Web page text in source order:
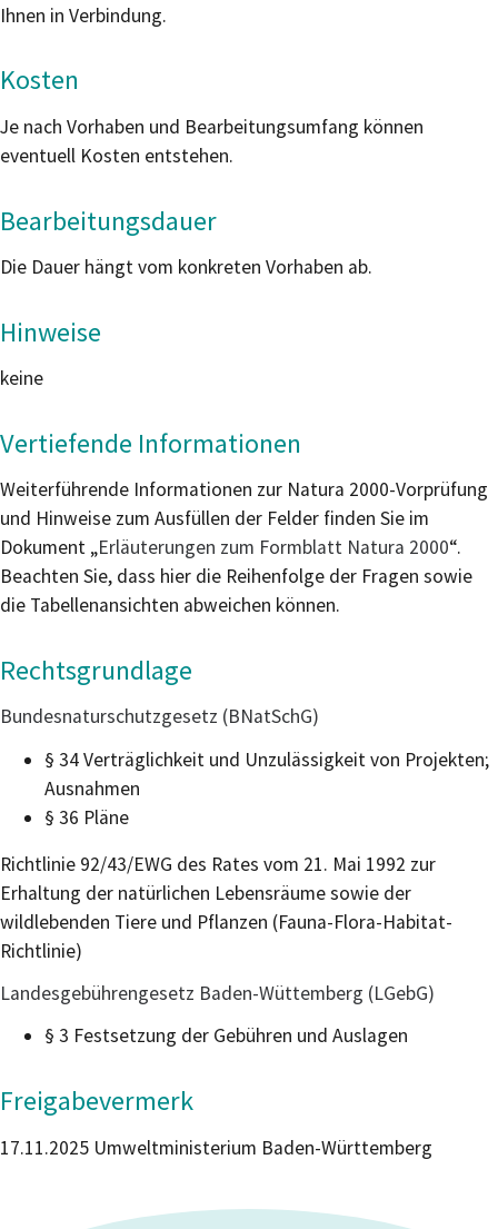
Ihnen in Verbindung.
Kosten
Je nach Vorhaben und Bearbeitungsumfang können
eventuell Kosten entstehen.
Bearbeitungsdauer
Die Dauer hängt vom konkreten Vorhaben ab.
Hinweise
keine
Vertiefende Informationen
Weiterführende Informationen zur Natura 2000-Vorprüfung
und Hinweise zum Ausfüllen der Felder finden Sie im
Dokument „Erläuterungen zum Formblatt Natura 2000“.
Beachten Sie, dass hier die Reihenfolge der Fragen sowie
die Tabellenansichten abweichen können.
Rechtsgrundlage
Bundesnaturschutzgesetz (BNatSchG)
§ 34 Verträglichkeit und Unzulässigkeit von Projekten;
Ausnahmen
§ 36 Pläne
Richtlinie 92/43/EWG des Rates vom 21. Mai 1992 zur
Erhaltung der natürlichen Lebensräume sowie der
wildlebenden Tiere und Pflanzen (Fauna-Flora-Habitat-
Richtlinie)
Landesgebührengesetz Baden-Wüttemberg (LGebG)
§ 3 Festsetzung der Gebühren und Auslagen
Freigabevermerk
17.11.2025 Umweltministerium Baden-Württemberg